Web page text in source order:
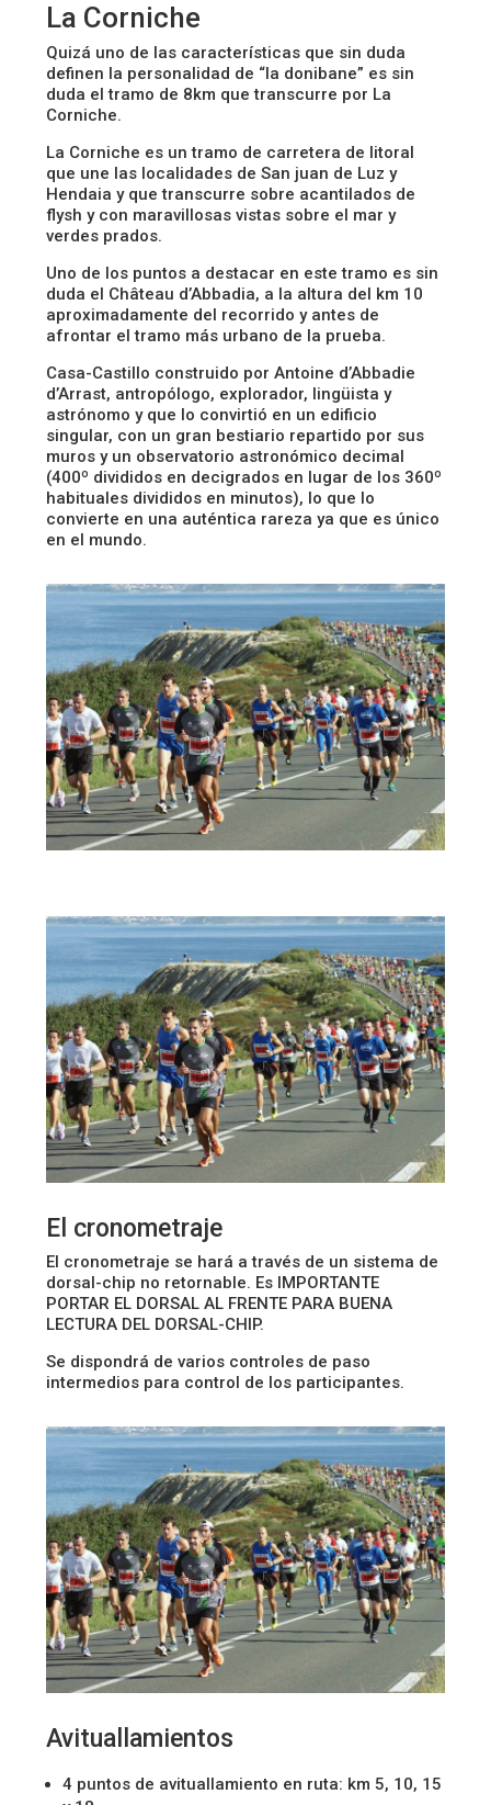
La Corniche
Quizá uno de las características que sin duda
definen la personalidad de “la donibane” es sin
duda el tramo de 8km que transcurre por La
Corniche.
La Corniche es un tramo de carretera de litoral
que une las localidades de San juan de Luz y
Hendaia y que transcurre sobre acantilados de
flysh y con maravillosas vistas sobre el mar y
verdes prados.
Uno de los puntos a destacar en este tramo es sin
duda el Château d’Abbadia, a la altura del km 10
aproximadamente del recorrido y antes de
afrontar el tramo más urbano de la prueba.
Casa-Castillo construido por Antoine d’Abbadie
d’Arrast, antropólogo, explorador, lingüista y
astrónomo y que lo convirtió en un edificio
singular, con un gran bestiario repartido por sus
muros y un observatorio astronómico decimal
(400º divididos en decigrados en lugar de los 360º
habituales divididos en minutos), lo que lo
convierte en una auténtica rareza ya que es único
en el mundo.
El cronometraje
El cronometraje se hará a través de un sistema de
dorsal-chip no retornable. Es IMPORTANTE
PORTAR EL DORSAL AL FRENTE PARA BUENA
LECTURA DEL DORSAL-CHIP.
Se dispondrá de varios controles de paso
intermedios para control de los participantes.
Avituallamientos
4 puntos de avituallamiento en ruta: km 5, 10, 15